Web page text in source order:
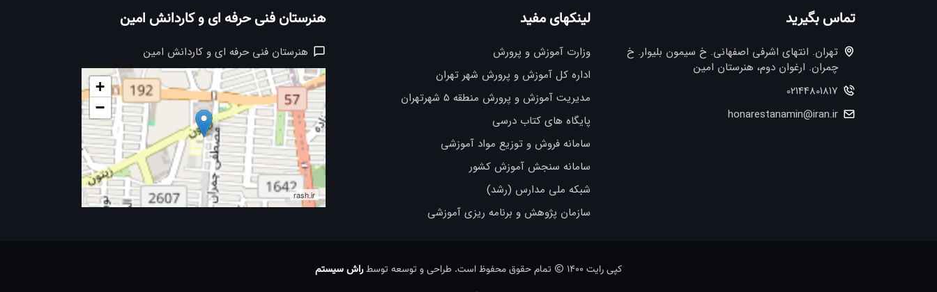
تماس بگیرید
تهران. انتهاي اشرفي اصفهاني. خ سيمون بليوار. خ
چمران. ارغوان دوم، هنرستان امین
02144801817
honarestanamin@iran.ir
لینکهای مفید
وزارت آموزش و پرورش
اداره کل آموزش و پرورش شهر تهران
مدیریت آموزش و پرورش منطقه 5 شهرتهران
پایگاه های کتاب درسی
سامانه فروش و توزیع مواد آموزشی
سامانه سنجش آموزش کشور
شبکه ملی مدارس (رشد)
سازمان پژوهش و برنامه ریزی آموزشی
هنرستان فنی حرفه ای و کاردانش امین
هنرستان فنی حرفه ای و کاردانش امین
+
−
rash.ir
کپی رایت 1400 تمام حقوق محفوظ است. طراحی و توسعه توسطراش سیستم